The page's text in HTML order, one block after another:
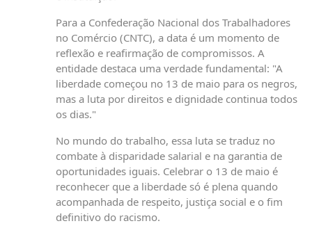
Para a Confederação Nacional dos Trabalhadores
no Comércio (CNTC), a data é um momento de
reflexão e reafirmação de compromissos. A
entidade destaca uma verdade fundamental: "A
liberdade começou no 13 de maio para os negros,
mas a luta por direitos e dignidade continua todos
os dias."
No mundo do trabalho, essa luta se traduz no
combate à disparidade salarial e na garantia de
oportunidades iguais. Celebrar o 13 de maio é
reconhecer que a liberdade só é plena quando
acompanhada de respeito, justiça social e o fim
definitivo do racismo.